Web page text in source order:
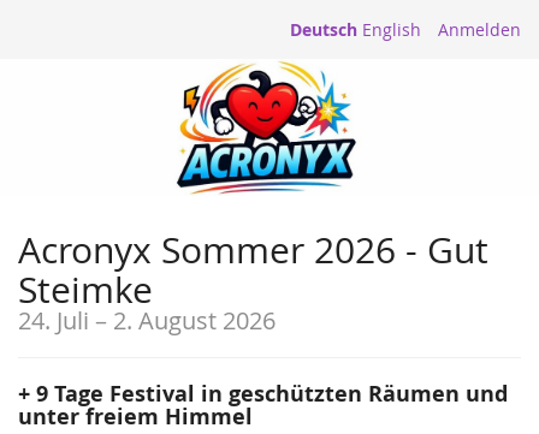
Deutsch English Anmelden
Acronyx Sommer 2026 - Gut
Steimke
24. Juli – 2. August 2026
+ 9 Tage Festival in geschützten Räumen und
unter freiem Himmel